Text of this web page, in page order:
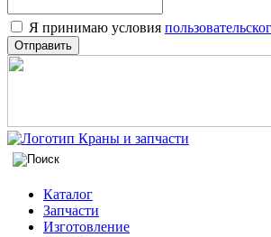
Я принимаю условия
Отправить
Каталог
Запчасти
Изготовление